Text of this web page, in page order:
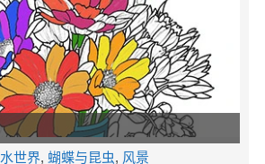
水世界, 蝴蝶与昆虫, 风景